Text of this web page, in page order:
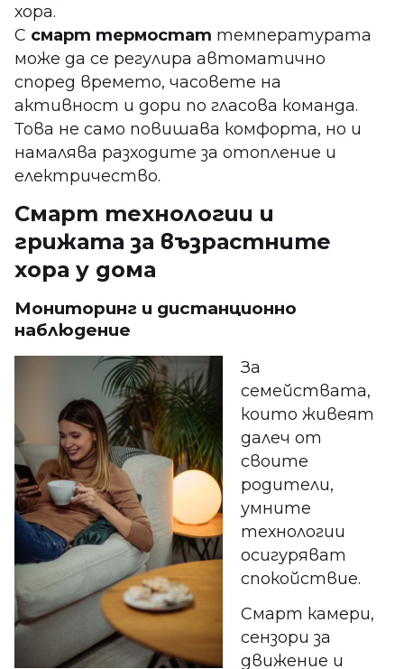
хора.
С смарт термостат температурата
може да се регулира автоматично
според времето, часовете на
активност и дори по гласова команда.
Това не само повишава комфорта, но и
намалява разходите за отопление и
електричество.
Смарт технологии и
грижата за възрастните
хора у дома
Мониторинг и дистанционно
наблюдение
За
семействата,
които живеят
далеч от
своите
родители,
умните
технологии
осигуряват
спокойствие.
Смарт камери,
сензори за
движение и